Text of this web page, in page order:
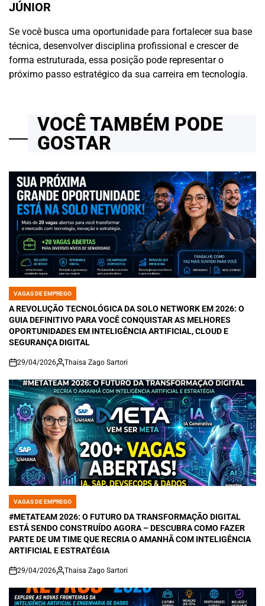
JÚNIOR
Se você busca uma oportunidade para fortalecer sua base
técnica, desenvolver disciplina profissional e crescer de
forma estruturada, essa posição pode representar o
próximo passo estratégico da sua carreira em tecnologia.
VOCÊ TAMBÉM PODE
GOSTAR
POSTED
IN
VAGAS DE EMPREGO
A REVOLUÇÃO TECNOLÓGICA DA SOLO NETWORK EM 2026: O
GUIA DEFINITIVO PARA VOCÊ CONQUISTAR AS MELHORES
OPORTUNIDADES EM INTELIGÊNCIA ARTIFICIAL, CLOUD E
SEGURANÇA DIGITAL
on
29/04/2026 Thaisa Zago Sartori
POSTED
IN
VAGAS DE EMPREGO
#METATEAM 2026: O FUTURO DA TRANSFORMAÇÃO DIGITAL
ESTÁ SENDO CONSTRUÍDO AGORA – DESCUBRA COMO FAZER
PARTE DE UM TIME QUE RECRIA O AMANHÃ COM INTELIGÊNCIA
ARTIFICIAL E ESTRATÉGIA
on
29/04/2026 Thaisa Zago Sartori